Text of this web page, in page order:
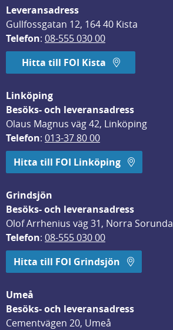
Leveransadress
Gullfossgatan 12, 164 40 Kista
Telefon: 08-555 030 00
Hitta till FOI Kista
Linköping
Besöks- och leveransadress
Olaus Magnus väg 42, Linköping
Telefon: 013-37 80 00
Hitta till FOI Linköping
Grindsjön
Besöks- och leveransadress
Olof Arrhenius väg 31, Norra Sorunda
Telefon: 08-555 030 00
Hitta till FOI Grindsjön
Umeå
Besöks- och leveransadress
Cementvägen 20, Umeå